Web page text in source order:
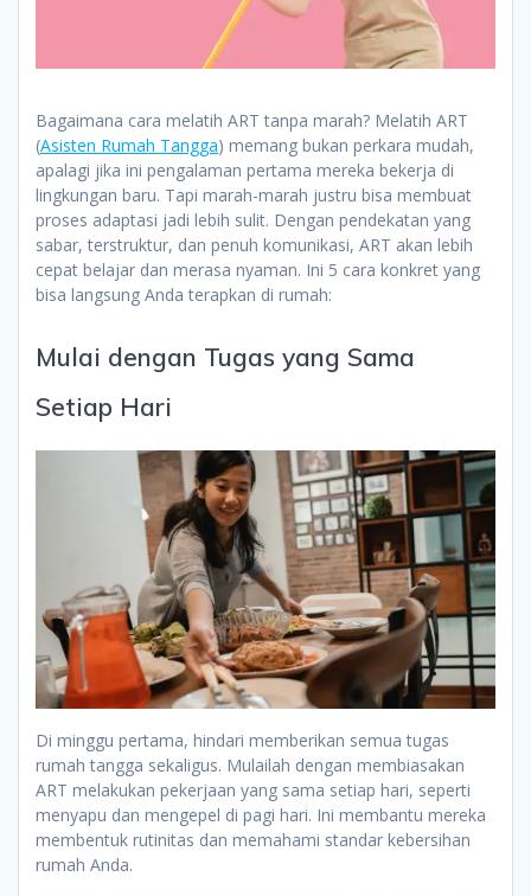
Bagaimana cara melatih ART tanpa marah? Melatih ART
(Asisten Rumah Tangga) memang bukan perkara mudah,
apalagi jika ini pengalaman pertama mereka bekerja di
lingkungan baru. Tapi marah-marah justru bisa membuat
proses adaptasi jadi lebih sulit. Dengan pendekatan yang
sabar, terstruktur, dan penuh komunikasi, ART akan lebih
cepat belajar dan merasa nyaman. Ini 5 cara konkret yang
bisa langsung Anda terapkan di rumah:
Mulai dengan Tugas yang Sama
Setiap Hari
Di minggu pertama, hindari memberikan semua tugas
rumah tangga sekaligus. Mulailah dengan membiasakan
ART melakukan pekerjaan yang sama setiap hari, seperti
menyapu dan mengepel di pagi hari. Ini membantu mereka
membentuk rutinitas dan memahami standar kebersihan
rumah Anda.